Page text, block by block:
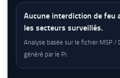
Aucune interdiction de feu
les secteurs surveillés.
Analyse basée sur le fichier MSP /
généré par le Pi.